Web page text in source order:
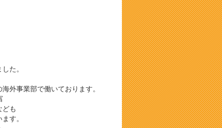
た。
外事業部で働いております。
ども
す。